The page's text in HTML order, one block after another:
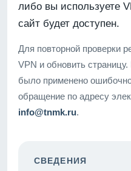
либо вы используете
сайт будет доступен.
Для повторной проверки
VPN и обновить
было применено
обращение по адресу
info@tnmk.ru.
СВЕДЕНИЯ